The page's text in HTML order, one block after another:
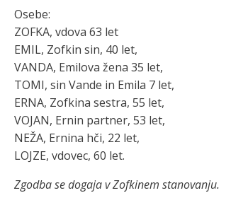
Osebe:
ZOFKA, vdova 63 let
EMIL, Zofkin sin, 40 let,
VANDA, Emilova žena 35 let,
TOMI, sin Vande in Emila 7 let,
ERNA, Zofkina sestra, 55 let,
VOJAN, Ernin partner, 53 let,
NEŽA, Ernina hči, 22 let,
LOJZE, vdovec, 60 let.
Zgodba se dogaja v Zofkinem stanovanju.